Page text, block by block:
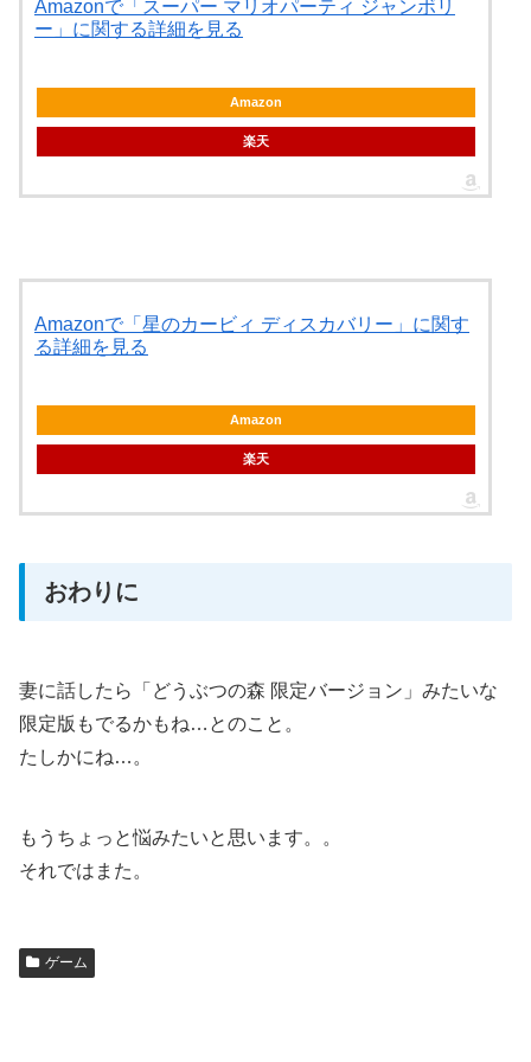
Amazonで「スーパー マリオパーティ ジャンボリ
ー」に関する詳細を見る
Amazon
楽天
Amazonで「星のカービィ ディスカバリー」に関す
る詳細を見る
Amazon
楽天
おわりに
妻に話したら「どうぶつの森 限定バージョン」みたいな
限定版もでるかもね…とのこと。
たしかにね…。
もうちょっと悩みたいと思います。。
それではまた。
ゲーム